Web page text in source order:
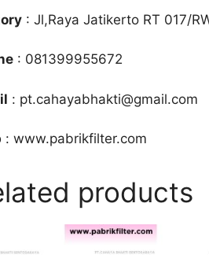
: Jl,Raya Jatikerto RT 017/
: 081399955672
: pt.cahayabhakti@gmail.com
: www.pabrikfilter.com
products